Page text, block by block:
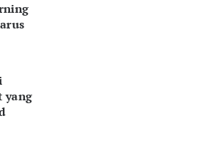
yang